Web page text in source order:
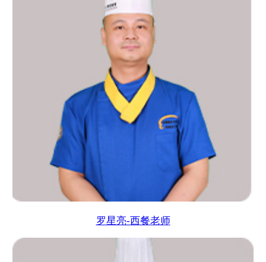
罗星亮-西餐老师